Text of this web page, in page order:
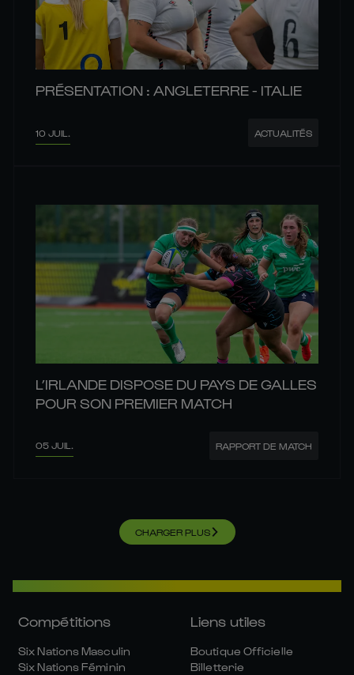
PRÉSENTATION : ANGLETERRE - ITALIE
10 JUIL. ACTUALITÉS
L’IRLANDE DISPOSE DU PAYS DE GALLES
POUR SON PREMIER MATCH
05 JUIL. RAPPORT DE MATCH
CHARGER PLUS
Compétitions
Six Nations Masculin
Six Nations Féminin
Liens utiles
Boutique Officielle
Billetterie